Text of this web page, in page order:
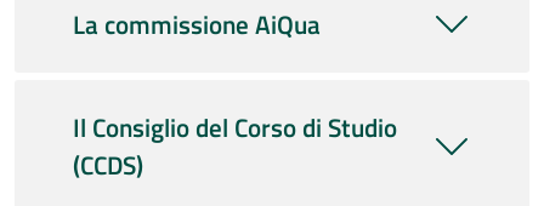
La commissione AiQua
Il Consiglio del Corso di Studio
(CCDS)